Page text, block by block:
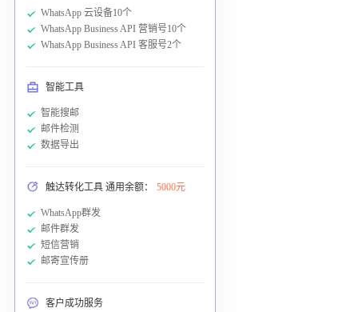
WhatsApp 云设备10个
WhatsApp Business API 营销号10个
WhatsApp Business API 客服号2个
智能工具
智能搜邮
邮件检测
数据导出
触达转化工具 通用余额： 5000元
WhatsApp群发
邮件群发
短信营销
邮寄宣传册
客户成功服务